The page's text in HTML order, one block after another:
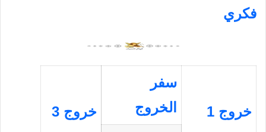
فكري
خروج 1
سفر
الخروج
خروج 3